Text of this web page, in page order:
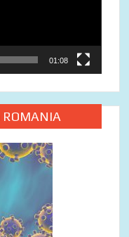
01:08
ROMANIA